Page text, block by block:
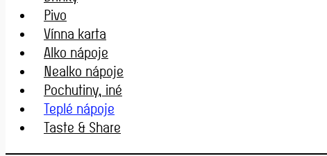
Pivo
Vínna karta
Alko nápoje
Nealko nápoje
Pochutiny, iné
Teplé nápoje
Taste & Share